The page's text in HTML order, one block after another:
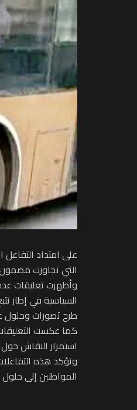
على امتداد
التي تجاوزت مضمون
وأظهرت تعليقات
السياسية في إطار
طرح تصورات وحلول
كما عكست
استمرار النقاش
وتؤكد هذه
المواطنين إلى